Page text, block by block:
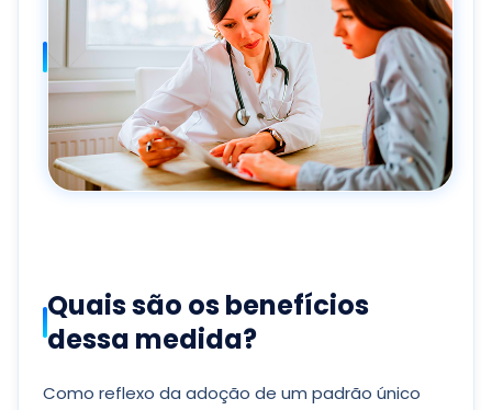
Quais são os benefícios
dessa medida?
Como reflexo da adoção de um padrão único